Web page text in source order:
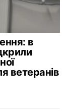
в
ветеранів